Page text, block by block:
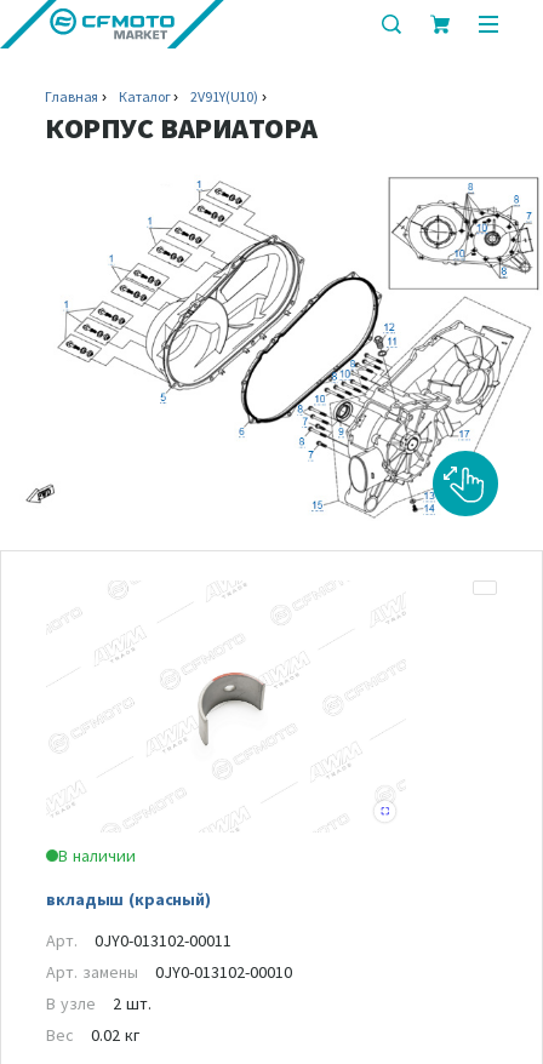
показать
Главная Каталог 2V91Y(U10)
КОРПУС ВАРИАТОРА
В наличии
вкладыш (красный)
Арт.
0JY0-013102-00011
Арт. замены
0JY0-013102-00010
В узле
2 шт.
Вес
0.02 кг